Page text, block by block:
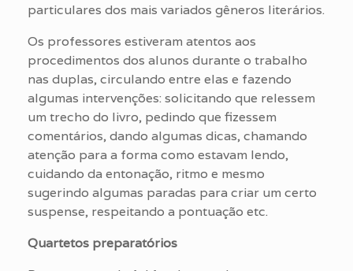
particulares dos mais variados gêneros literários.
Os professores estiveram atentos aos
procedimentos dos alunos durante o trabalho
nas duplas, circulando entre elas e fazendo
algumas intervenções: solicitando que relessem
um trecho do livro, pedindo que fizessem
comentários, dando algumas dicas, chamando
atenção para a forma como estavam lendo,
cuidando da entonação, ritmo e mesmo
sugerindo algumas paradas para criar um certo
suspense, respeitando a pontuação etc.
Quartetos preparatórios